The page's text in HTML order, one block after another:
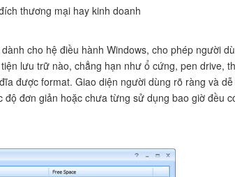
thương mại hay kinh doanh
cho hệ điều hành Windows, cho phép người
lưu trữ nào, chẳng hạn như ổ cứng, pen drive,
được format. Giao diện người dùng rõ ràng và
đơn giản hoặc chưa từng sử dụng bao giờ đều